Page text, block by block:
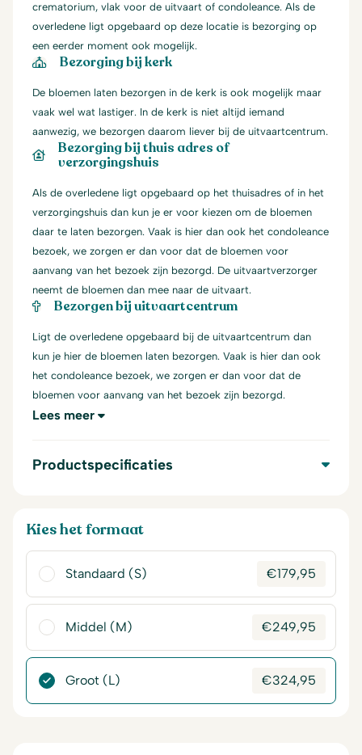
crematorium, vlak voor de uitvaart of condoleance. Als de
overledene ligt opgebaard op deze locatie is bezorging op
een eerder moment ook mogelijk.
Bezorging bij kerk
De bloemen laten bezorgen in de kerk is ook mogelijk maar
vaak wel wat lastiger. In de kerk is niet altijd iemand
aanwezig, we bezorgen daarom liever bij de uitvaartcentrum.
Bezorging bij thuis adres of
verzorgingshuis
Als de overledene ligt opgebaard op het thuisadres of in het
verzorgingshuis dan kun je er voor kiezen om de bloemen
daar te laten bezorgen. Vaak is hier dan ook het condoleance
bezoek, we zorgen er dan voor dat de bloemen voor
aanvang van het bezoek zijn bezorgd. De uitvaartverzorger
neemt de bloemen dan mee naar de uitvaart.
Bezorgen bij uitvaartcentrum
Ligt de overledene opgebaard bij de uitvaartcentrum dan
kun je hier de bloemen laten bezorgen. Vaak is hier dan ook
het condoleance bezoek, we zorgen er dan voor dat de
bloemen voor aanvang van het bezoek zijn bezorgd.
Lees meer
Productspecificaties
Kies het formaat
Standaard (S) €179,95
Middel (M) €249,95
Groot (L) €324,95